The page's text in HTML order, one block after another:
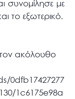
συνομίλησε με
το εξωτερικό.
ακόλουθο
0dfb17427277
1c6175e98a